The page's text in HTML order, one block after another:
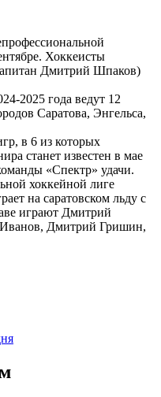
Хоккеисты
Дмитрий Шпаков)
2025 года ведут 12
Саратова, Энгельса,
в 6 из которых
станет известен в мае
«Спектр» удачи.
хоккейной лиге
на саратовском льду с
играют Дмитрий
Дмитрий Гришин,